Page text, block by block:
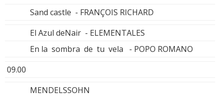
Sand castle - FRANÇOIS RICHARD
El Azul deNair - ELEMENTALES
En la sombra de tu vela - POPO ROMANO
09.00
MENDELSSOHN